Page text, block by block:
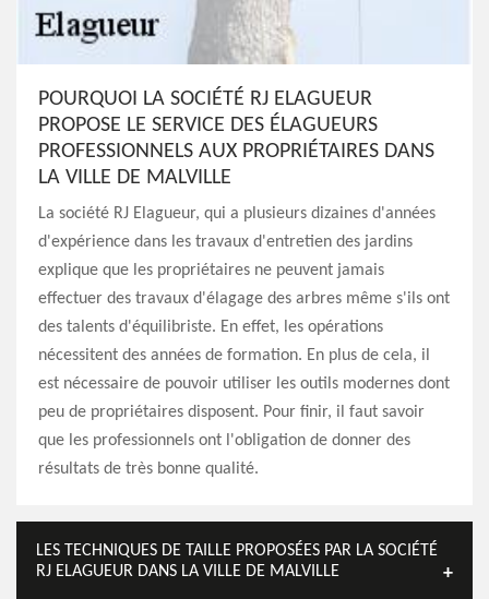
POURQUOI LA SOCIÉTÉ RJ ELAGUEUR
PROPOSE LE SERVICE DES ÉLAGUEURS
PROFESSIONNELS AUX PROPRIÉTAIRES DANS
LA VILLE DE MALVILLE
La société RJ Elagueur, qui a plusieurs dizaines d'années
d'expérience dans les travaux d'entretien des jardins
explique que les propriétaires ne peuvent jamais
effectuer des travaux d'élagage des arbres même s'ils ont
des talents d'équilibriste. En effet, les opérations
nécessitent des années de formation. En plus de cela, il
est nécessaire de pouvoir utiliser les outils modernes dont
peu de propriétaires disposent. Pour finir, il faut savoir
que les professionnels ont l'obligation de donner des
résultats de très bonne qualité.
LES TECHNIQUES DE TAILLE PROPOSÉES PAR LA SOCIÉTÉ
RJ ELAGUEUR DANS LA VILLE DE MALVILLE